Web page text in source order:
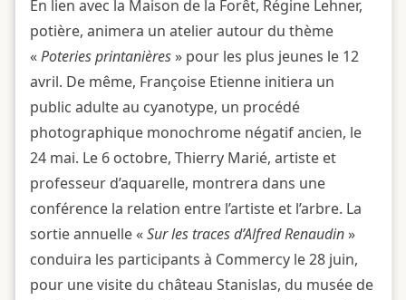
En lien avec la Maison de la Forêt, Régine Lehner,
potière, animera un atelier autour du thème
«Poteries printanières» pour les plus jeunes le 12
avril. De même, Françoise Etienne initiera un
public adulte au cyanotype, un procédé
photographique monochrome négatif ancien, le
24 mai. Le 6 octobre, Thierry Marié, artiste et
professeur d’aquarelle, montrera dans une
conférence la relation entre l’artiste et l’arbre. La
sortie annuelle «Sur les traces d’Alfred Renaudin»
conduira les participants à Commercy le 28 juin,
pour une visite du château Stanislas, du musée de